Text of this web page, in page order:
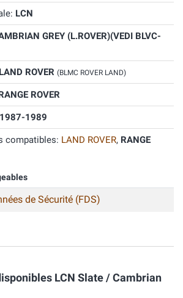
LCN
GREY (L.ROVER)(VEDI BLVC-
LAND ROVER (BLMC ROVER LAND)
ROVER
1987-1989
compatibles: LAND ROVER, RANGE
de Sécurité (FDS)
LCN Slate / Cambrian